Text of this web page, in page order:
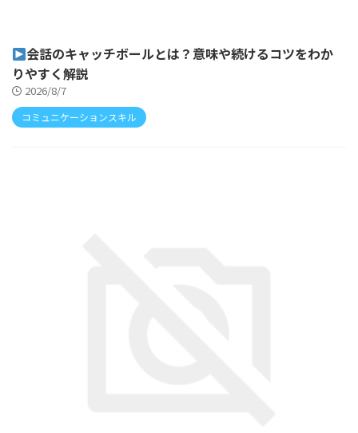
会話のキャッチボールとは？意味や続けるコツをわか
りやすく解説
2026/8/7
コミュニケーションスキル